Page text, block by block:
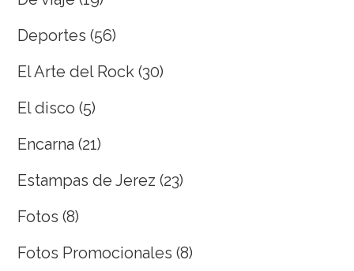
Deportes (56)
El Arte del Rock (30)
El disco (5)
Encarna (21)
Estampas de Jerez (23)
Fotos (8)
Fotos Promocionales (8)